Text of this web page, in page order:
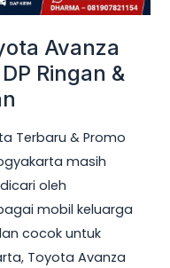
Avanza
Ringan &
Terbaru & Promo
masih
oleh
mobil keluarga
cocok untuk
Toyota Avanza